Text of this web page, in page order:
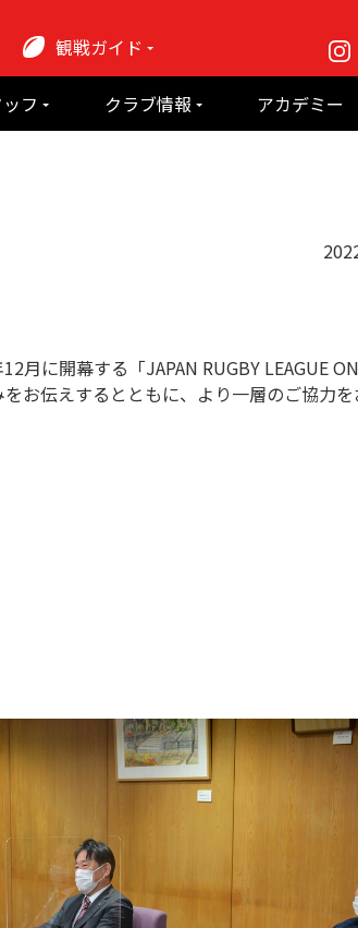
観戦ガイド
初めての観戦
フ
クラブ情報
アカデミー
に開幕する「JAPAN RUGBY LEAGUE
お伝えするとともに、より一層のご協力